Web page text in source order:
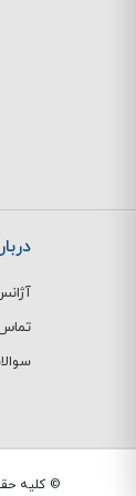
© کلیه